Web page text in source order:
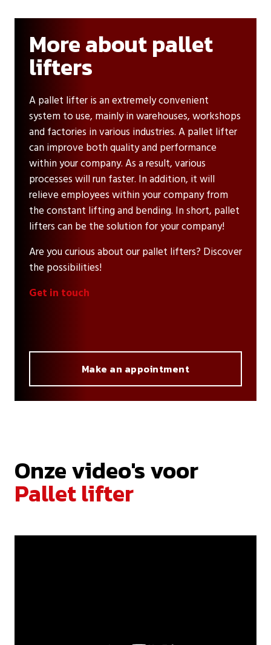
More about pallet
lifters
A pallet lifter is an extremely convenient
system to use, mainly in warehouses, workshops
and factories in various industries. A pallet lifter
can improve both quality and performance
within your company. As a result, various
processes will run faster. In addition, it will
relieve employees within your company from
the constant lifting and bending. In short, pallet
lifters can be the solution for your company!
Are you curious about our pallet lifters? Discover
the possibilities!
Get in touch
Make an appointment
Onze video's voor
Pallet lifter